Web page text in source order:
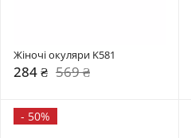
Жіночі окуляри K581
284 ₴ 569 ₴
- 50%